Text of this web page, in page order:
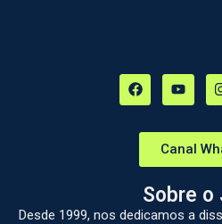
Canal
Sobre o
Desde 1999, nos dedicamos a